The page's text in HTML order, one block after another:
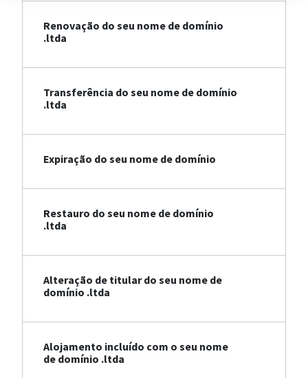
Renovação do seu nome de domínio
.ltda
Transferência do seu nome de domínio
.ltda
Expiração do seu nome de domínio
Restauro do seu nome de domínio
.ltda
Alteração de titular do seu nome de
domínio .ltda
Alojamento incluído com o seu nome
de domínio .ltda